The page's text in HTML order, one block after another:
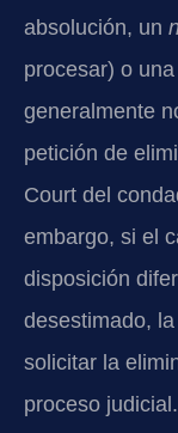
absolución, un
procesar) o
generalmente
petición de
Court del
embargo, si el
disposición
desestimado,
solicitar la
proceso